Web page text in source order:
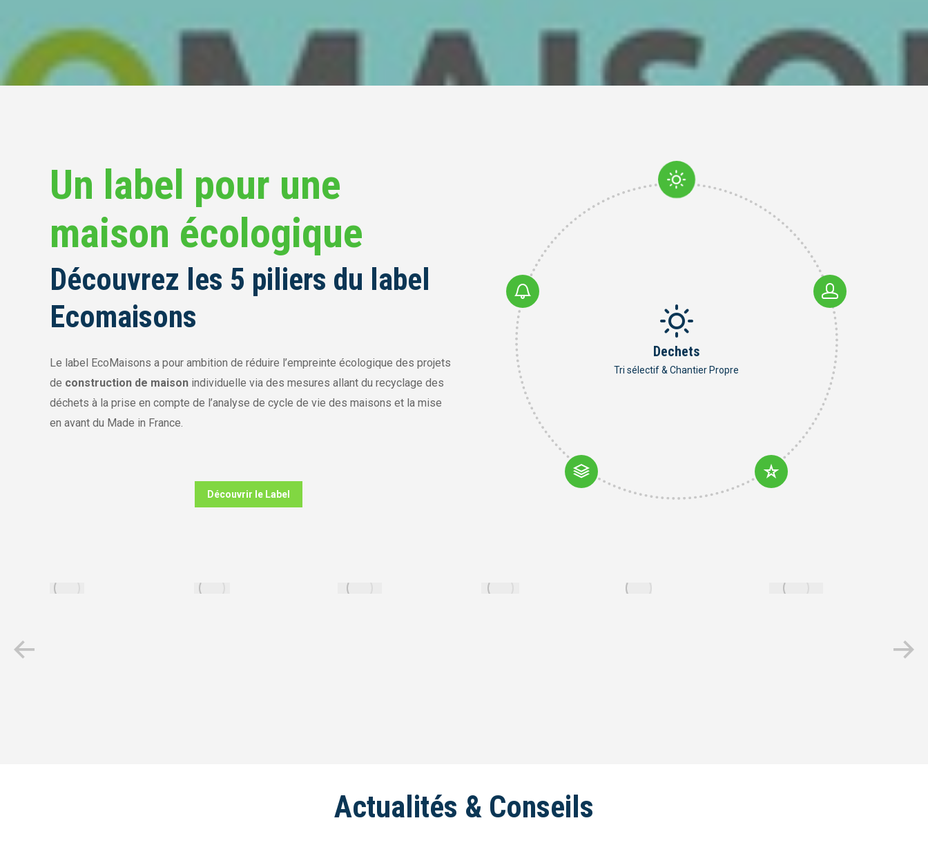
Un label pour une
maison écologique
Découvrez les 5 piliers du label
Ecomaisons
Le label EcoMaisons a pour ambition de réduire l’empreinte écologique des projets
de construction de maison individuelle via des mesures allant du recyclage des
déchets à la prise en compte de l’analyse de cycle de vie des maisons et la mise
en avant du Made in France.
Découvrir le Label
Dechets
Tri sélectif & Chantier Propre
Actualités & Conseils